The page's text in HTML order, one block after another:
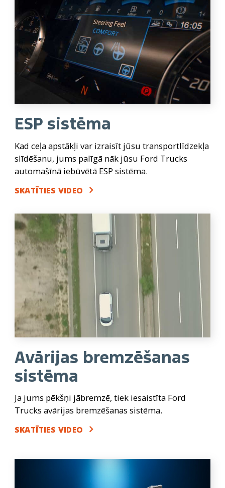
ESP sistēma
Kad ceļa apstākļi var izraisīt jūsu transportlīdzekļa
slīdēšanu, jums palīgā nāk jūsu Ford Trucks
automašīnā iebūvētā ESP sistēma.
SKATĪTIES VIDEO
Avārijas bremzēšanas
sistēma
Ja jums pēkšņi jābremzē, tiek iesaistīta Ford
Trucks avārijas bremzēšanas sistēma.
SKATĪTIES VIDEO